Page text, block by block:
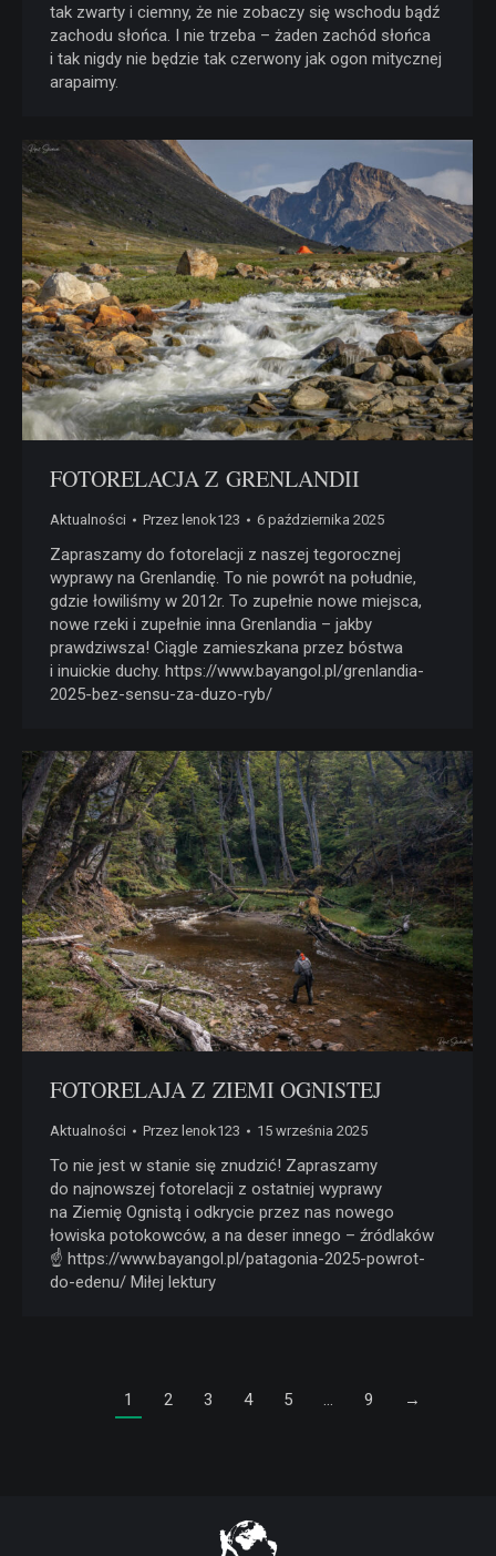
tak zwarty i ciemny, że nie zobaczy się wschodu bądź
zachodu słońca. I nie trzeba – żaden zachód słońca
i tak nigdy nie będzie tak czerwony jak ogon mitycznej
arapaimy.
FOTORELACJA Z GRENLANDII
Aktualności Przez lenok123 6 października 2025
Zapraszamy do fotorelacji z naszej tegorocznej
wyprawy na Grenlandię. To nie powrót na południe,
gdzie łowiliśmy w 2012r. To zupełnie nowe miejsca,
nowe rzeki i zupełnie inna Grenlandia – jakby
prawdziwsza! Ciągle zamieszkana przez bóstwa
i inuickie duchy. https://www.bayangol.pl/grenlandia-
2025-bez-sensu-za-duzo-ryb/
FOTORELAJA Z ZIEMI OGNISTEJ
Aktualności Przez lenok123 15 września 2025
To nie jest w stanie się znudzić! Zapraszamy
do najnowszej fotorelacji z ostatniej wyprawy
na Ziemię Ognistą i odkrycie przez nas nowego
łowiska potokowców, a na deser innego – źródlaków
☝️ https://www.bayangol.pl/patagonia-2025-powrot-
do-edenu/ Miłej lektury
1 2 3 4 5 … 9 →